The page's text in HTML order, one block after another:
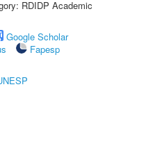
RDIDP Academic
Google Scholar
Fapesp